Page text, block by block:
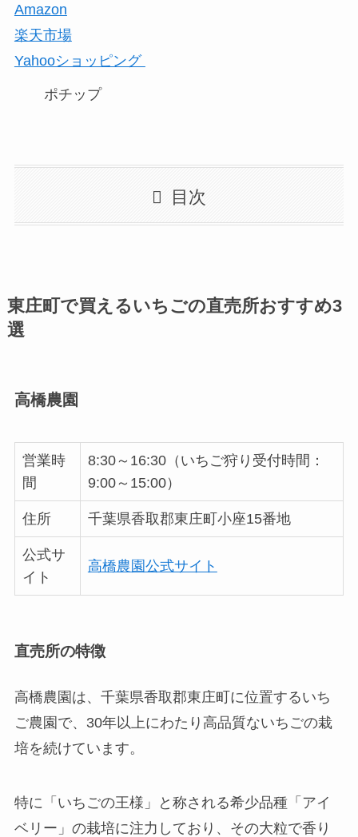
Amazon
楽天市場
Yahooショッピング
ポチップ
目次
東庄町で買えるいちごの直売所おすすめ3
選
高橋農園
営業時
間
8:30～16:30（いちご狩り受付時間：
9:00～15:00）
住所 千葉県香取郡東庄町小座15番地
公式サ
イト
高橋農園公式サイト
直売所の特徴
高橋農園は、千葉県香取郡東庄町に位置するいち
ご農園で、30年以上にわたり高品質ないちごの栽
培を続けています。
特に「いちごの王様」と称される希少品種「アイ
ベリー」の栽培に注力しており、その大粒で香り